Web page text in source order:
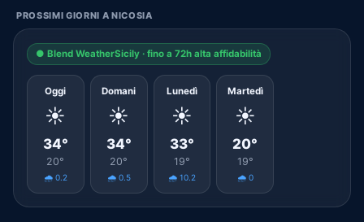
PROSSIMI GIORNI A NICOSIA
● Blend WeatherSicily · fino a 72h alta affidabilità
Oggi
☀️
34°
20°
🌧️ 0.2
Domani
☀️
34°
20°
🌧️ 0.5
Lunedì
☀️
33°
19°
🌧️ 10.2
Martedì
☀️
20°
19°
🌧️ 0